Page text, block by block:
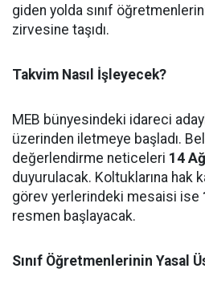
giden yolda sınıf
zirvesine taşıdı.
Takvim Nasıl İşleyecek?
MEB bünyesindeki idareci
üzerinden iletmeye başladı.
değerlendirme neticeleri 14
duyurulacak. Koltuklarına hak
görev yerlerindeki mesaisi ise
resmen başlayacak.
Sınıf Öğretmenlerinin Yasal